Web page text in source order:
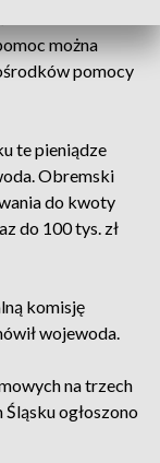
można
pomocy
te pieniądze
Obremski
do kwoty
do 100 tys. zł
komisję
wojewoda.
na trzech
ogłoszono